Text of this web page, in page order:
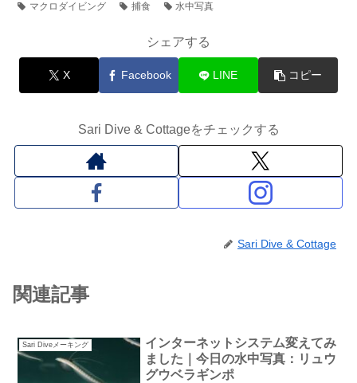
マクロダイビング
捕食 水中写真
シェアする
X Facebook LINE コピー
Sari Dive & Cottageをチェックする
Sari Dive & Cottage
関連記事
Sari Diveメーキング
インターネットシステム変えてみ
ました｜今日の水中写真：リュウ
グウベラギンポ